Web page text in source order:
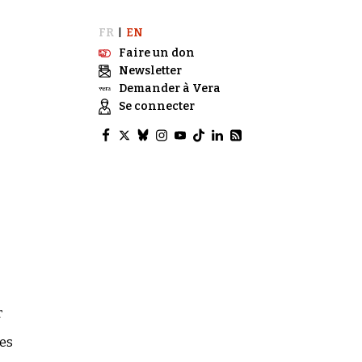
FR
EN
Faire un don
Newsletter
Demander à Vera
Se connecter